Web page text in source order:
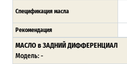
Спецификация масла
Рекомендация
МАСЛО в ЗАДНИЙ ДИФФЕРЕНЦИАЛ
Модель: -